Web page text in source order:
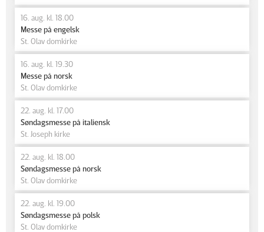
16. aug. kl. 18.00
Messe på engelsk
St. Olav domkirke
16. aug. kl. 19.30
Messe på norsk
St. Olav domkirke
22. aug. kl. 17.00
Søndagsmesse på italiensk
St. Joseph kirke
22. aug. kl. 18.00
Søndagsmesse på norsk
St. Olav domkirke
22. aug. kl. 19.00
Søndagsmesse på polsk
St. Olav domkirke